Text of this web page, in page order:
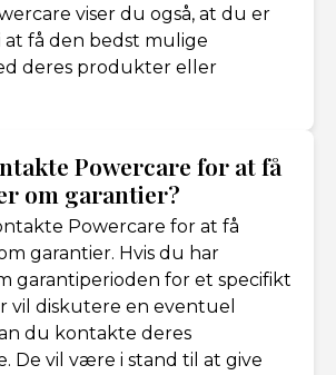
viser du også, at du er
at få den bedst mulige
deres produkter eller
Powercare for at få
om garantier?
Powercare for at få
garantier. Hvis du har
garantiperioden for et specifikt
vil diskutere en eventuel
du kontakte deres
De vil være i stand til at give